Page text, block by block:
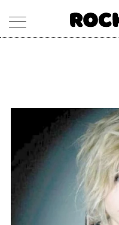
CONCERTI
SHOP
RADIO